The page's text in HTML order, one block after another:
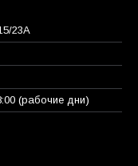
23A
(рабочие дни)